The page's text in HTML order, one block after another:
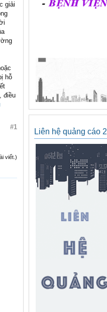
giải
hỗ
điều
#1
viết.)
Liên hệ quảng cáo 2